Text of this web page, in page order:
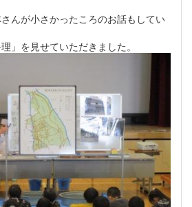
んが小さかったころのお話もしてい
」を見せていただきました。